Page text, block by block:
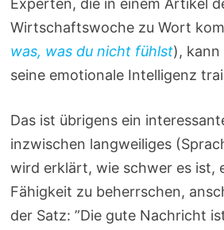
Experten, die in einem Artikel
Wirtschaftswoche zu Wort
was, was du nicht fühlst), kann
seine emotionale Intelligenz
Das ist übrigens ein
inzwischen langweiliges
wird erklärt, wie schwer es ist,
Fähigkeit zu beherrschen,
der Satz: ”Die gute Nachricht